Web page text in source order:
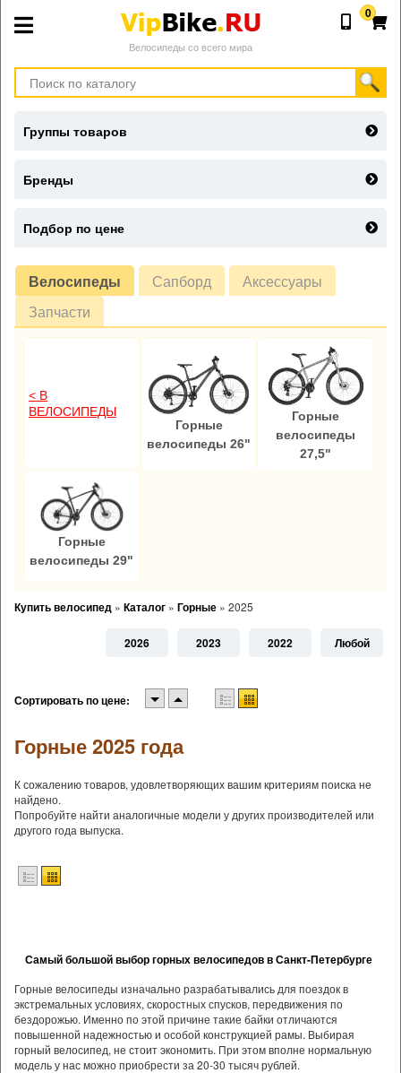
Велосипеды со всего мира
0
Велосипеды Сапборд
Аксессуары
Запчасти
< В
ВЕЛОСИПЕДЫ
Горные
велосипеды 26"
Горные
велосипеды
27,5"
Горные
велосипеды 29"
Купить велосипед » Каталог » Горные » 2025
2026 2023 2022 Любой
Сортировать по цене:
Горные 2025 года
К сожалению товаров, удовлетворяющих вашим критериям поиска не
найдено.
Попробуйте найти аналогичные модели у других производителей или
другого года выпуска.
Самый большой выбор горных велосипедов в Санкт-Петербурге
Горные велосипеды изначально разрабатывались для поездок в
экстремальных условиях, скоростных спусков, передвижения по
бездорожью. Именно по этой причине такие байки отличаются
повышенной надежностью и особой конструкцией рамы. Выбирая
горный велосипед, не стоит экономить. При этом вполне нормальную
модель у нас можно приобрести за 20-30 тысяч рублей.
Группы товаров
Бренды
Подбор по цене